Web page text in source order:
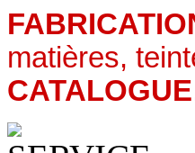
matières,
CATALOGUE